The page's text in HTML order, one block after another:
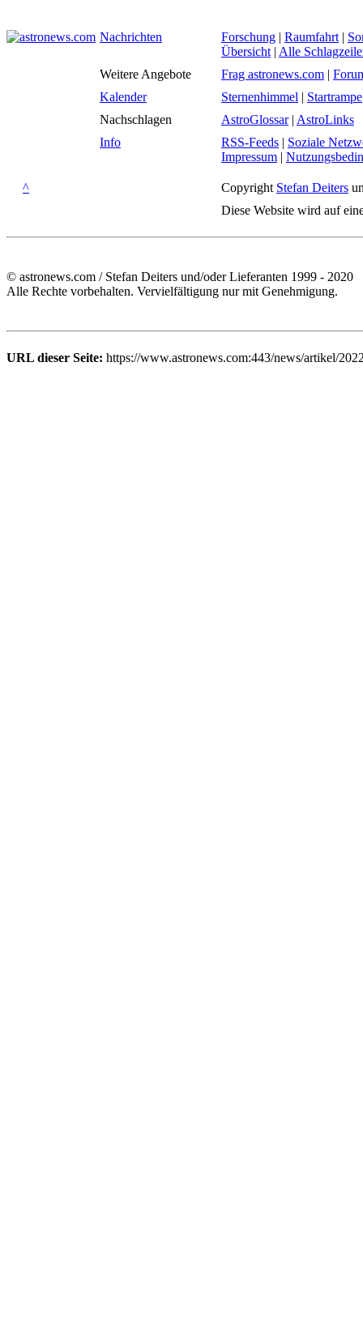
Nachrichten Forschung | Raumfahrt |
Übersicht | Alle
Weitere Angebote
Frag astronews.com |
Kalender
Sternenhimmel | Startrampe
Nachschlagen
AstroGlossar| AstroLinks
Info
RSS-Feeds | Soziale
Impressum |
^ Copyright Stefan Deiters
Diese Website wird auf
© astronews.com / Stefan Deiters und/oder Lieferanten 1999 - 2020
Alle Rechte vorbehalten. Vervielfältigung nur mit Genehmigung.
URL dieser Seite: https://www.astronews.com:443/news/artikel/